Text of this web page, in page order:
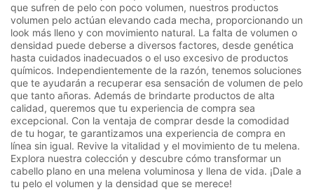
que sufren de pelo con poco volumen, nuestros productos
volumen pelo actúan elevando cada mecha, proporcionando un
look más lleno y con movimiento natural. La falta de volumen o
densidad puede deberse a diversos factores, desde genética
hasta cuidados inadecuados o el uso excesivo de productos
químicos. Independientemente de la razón, tenemos soluciones
que te ayudarán a recuperar esa sensación de volumen de pelo
que tanto añoras. Además de brindarte productos de alta
calidad, queremos que tu experiencia de compra sea
excepcional. Con la ventaja de comprar desde la comodidad
de tu hogar, te garantizamos una experiencia de compra en
línea sin igual. Revive la vitalidad y el movimiento de tu melena.
Explora nuestra colección y descubre cómo transformar un
cabello plano en una melena voluminosa y llena de vida. ¡Dale a
tu pelo el volumen y la densidad que se merece!